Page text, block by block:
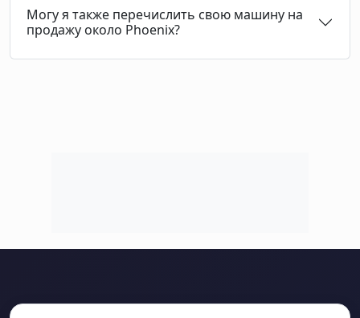
Могу я также перечислить свою машину на
продажу около Phoenix?